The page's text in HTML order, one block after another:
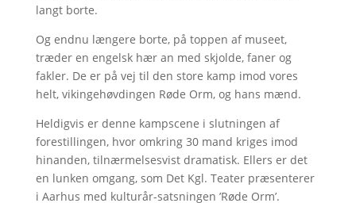
langt borte.
Og endnu længere borte, på toppen af museet,
træder en engelsk hær an med skjolde, faner og
fakler. De er på vej til den store kamp imod vores
helt, vikingehøvdingen Røde Orm, og hans mænd.
Heldigvis er denne kampscene i slutningen af
forestillingen, hvor omkring 30 mand kriges imod
hinanden, tilnærmelsesvist dramatisk. Ellers er det
en lunken omgang, som Det Kgl. Teater præsenterer
i Aarhus med kulturår-satsningen ’Røde Orm’.